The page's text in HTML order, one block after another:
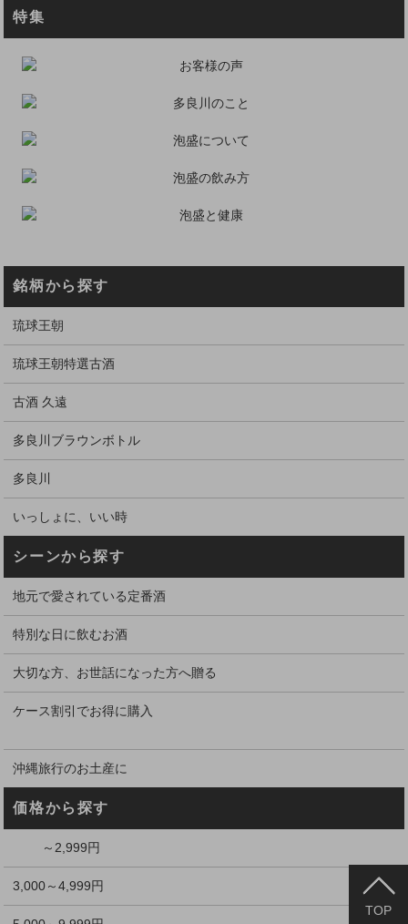
特集
銘柄から探す
琉球王朝
琉球王朝特選古酒
古酒 久遠
多良川ブラウンボトル
多良川
いっしょに、いい時
シーンから探す
地元で愛されている定番酒
特別な日に飲むお酒
大切な方、お世話になった方へ贈る
ケース割引でお得に購入
沖縄旅行のお土産に
価格から探す
～2,999円
3,000～4,999円
TOP